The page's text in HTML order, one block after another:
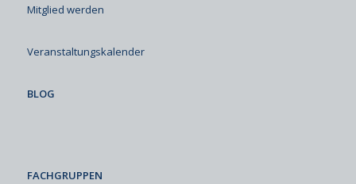
Mitglied werden
Veranstaltungskalender
BLOG
FACHGRUPPEN